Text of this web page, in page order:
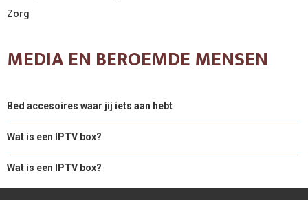
Zorg
MEDIA EN BEROEMDE MENSEN
Bed accesoires waar jij iets aan hebt
Wat is een IPTV box?
Wat is een IPTV box?